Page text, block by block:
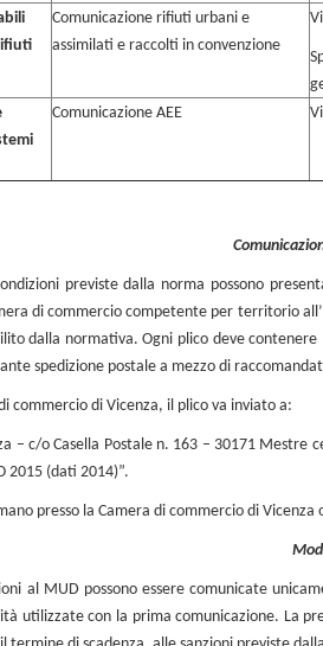
Comunicazione rifiuti urbani e
assimilati e raccolti in convenzione
Comunicazione AEE
previste dalla norma possono
di commercio competente per territorio
dalla normativa. Ogni plico deve
spedizione postale a mezzo di
commercio di Vicenza, il plico va inviato a:
– c/o Casella Postale n. 163 – 30171
2015 (dati 2014)”.
presso la Camera di commercio di
al MUD possono essere comunicate
utilizzate con la prima comunicazione. La